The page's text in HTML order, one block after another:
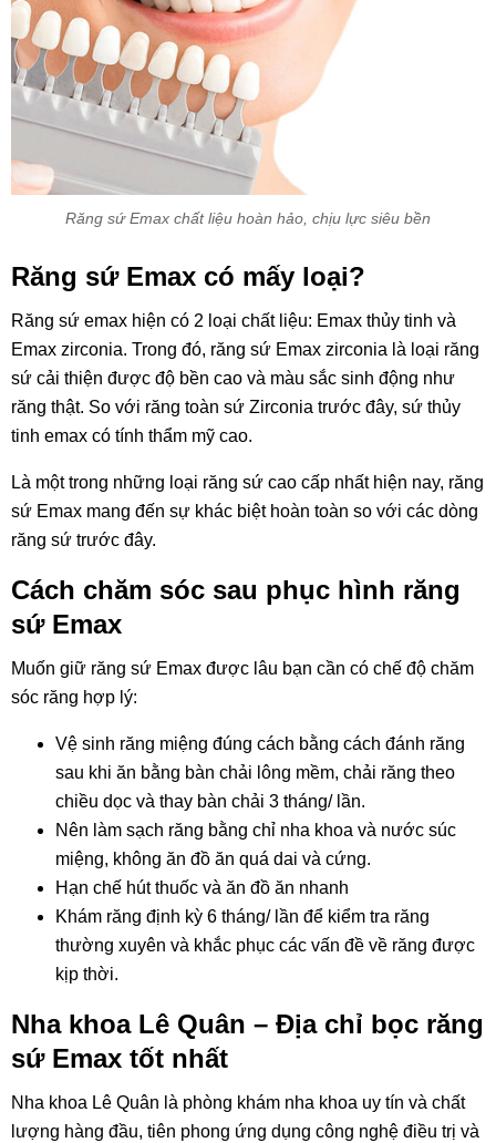
Răng sứ Emax chất liệu hoàn hảo, chịu lực siêu bền
Răng sứ Emax có mấy loại?
Răng sứ emax hiện có 2 loại chất liệu: Emax thủy tinh và
Emax zirconia. Trong đó, răng sứ Emax zirconia là loại răng
sứ cải thiện được độ bền cao và màu sắc sinh động như
răng thật. So với răng toàn sứ Zirconia trước đây, sứ thủy
tinh emax có tính thẩm mỹ cao.
Là một trong những loại răng sứ cao cấp nhất hiện nay, răng
sứ Emax mang đến sự khác biệt hoàn toàn so với các dòng
răng sứ trước đây.
Cách chăm sóc sau phục hình răng
sứ Emax
Muốn giữ răng sứ Emax được lâu bạn cần có chế độ chăm
sóc răng hợp lý:
Vệ sinh răng miệng đúng cách bằng cách đánh răng
sau khi ăn bằng bàn chải lông mềm, chải răng theo
chiều dọc và thay bàn chải 3 tháng/ lần.
Nên làm sạch răng bằng chỉ nha khoa và nước súc
miệng, không ăn đồ ăn quá dai và cứng.
Hạn chế hút thuốc và ăn đồ ăn nhanh
Khám răng định kỳ 6 tháng/ lần để kiểm tra răng
thường xuyên và khắc phục các vấn đề về răng được
kịp thời.
Nha khoa Lê Quân – Địa chỉ bọc răng
sứ Emax tốt nhất
Nha khoa Lê Quân là phòng khám nha khoa uy tín và chất
lượng hàng đầu, tiên phong ứng dụng công nghệ điều trị và